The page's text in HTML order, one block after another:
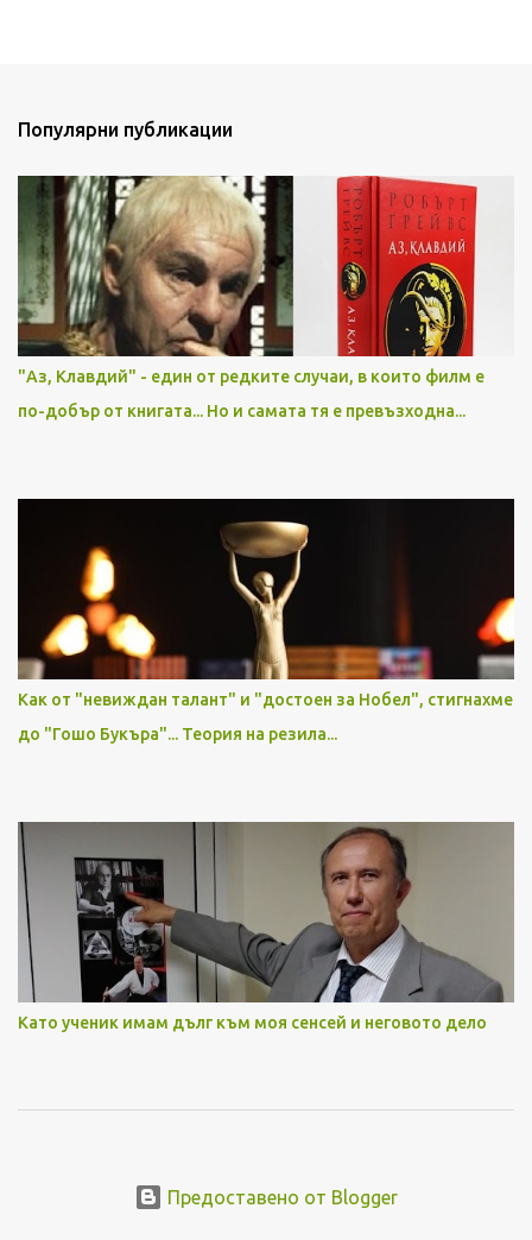
Популярни публикации
"Аз, Клавдий" - един от редките случаи, в които филм е
по-добър от книгата... Но и самата тя е превъзходна...
Как от "невиждан талант" и "достоен за Нобел", стигнахме
до "Гошо Букъра"... Теория на резила...
Като ученик имам дълг към моя сенсей и неговото дело
Предоставено от Blogger